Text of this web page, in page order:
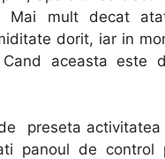
Mai mult decat
dorit, iar in
aceasta este
preseta activitatea
panoul de